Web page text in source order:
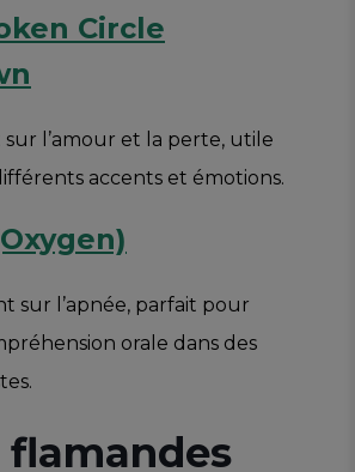
Circle
l’amour et la perte, utile
accents et émotions.
sur l’apnée, parfait pour
orale dans des
flamandes